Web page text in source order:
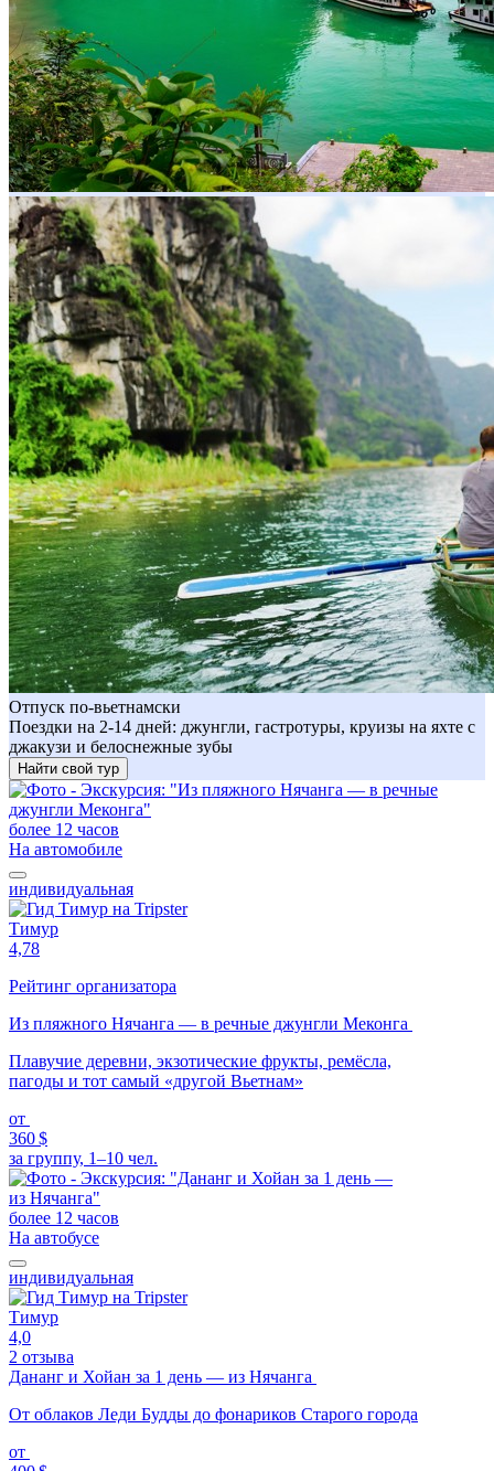
Отпуск по-вьетнамски
Поездки на 2-14 дней: джунгли, гастротуры, круизы на яхте с
джакузи и белоснежные зубы
Найти свой тур
более 12 часов
На автомобиле
индивидуальная
Тимур
4,78
Рейтинг организатора
Из пляжного Нячанга — в речные джунгли Меконга
Плавучие деревни, экзотические фрукты, ремёсла,
пагоды и тот самый «другой Вьетнам»
от
360 $
за группу, 1–10 чел.
более 12 часов
На автобусе
индивидуальная
Тимур
4,0
2 отзыва
Дананг и Хойан за 1 день — из Нячанга
От облаков Леди Будды до фонариков Старого города
от